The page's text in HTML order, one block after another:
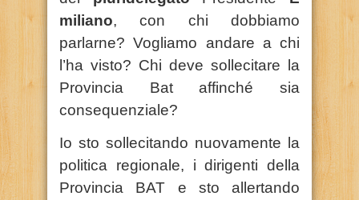
miliano, con chi dobbiamo
parlarne? Vogliamo andare a chi
l’ha visto? Chi deve sollecitare la
Provincia Bat affinché sia
consequenziale?
Io sto sollecitando nuovamente la
politica regionale, i dirigenti della
Provincia BAT e sto allertando